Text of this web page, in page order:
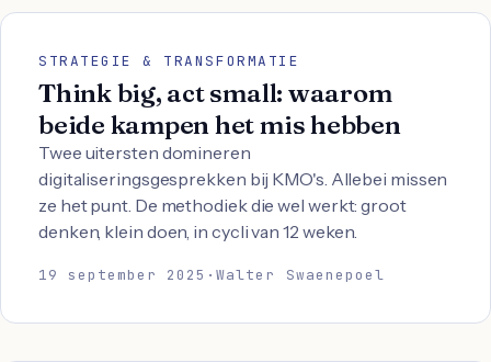
STRATEGIE & TRANSFORMATIE
Think big, act small: waarom
beide kampen het mis hebben
Twee uitersten domineren
digitaliseringsgesprekken bij KMO's. Allebei missen
ze het punt. De methodiek die wel werkt: groot
denken, klein doen, in cycli van 12 weken.
19 september 2025 ·Walter Swaenepoel